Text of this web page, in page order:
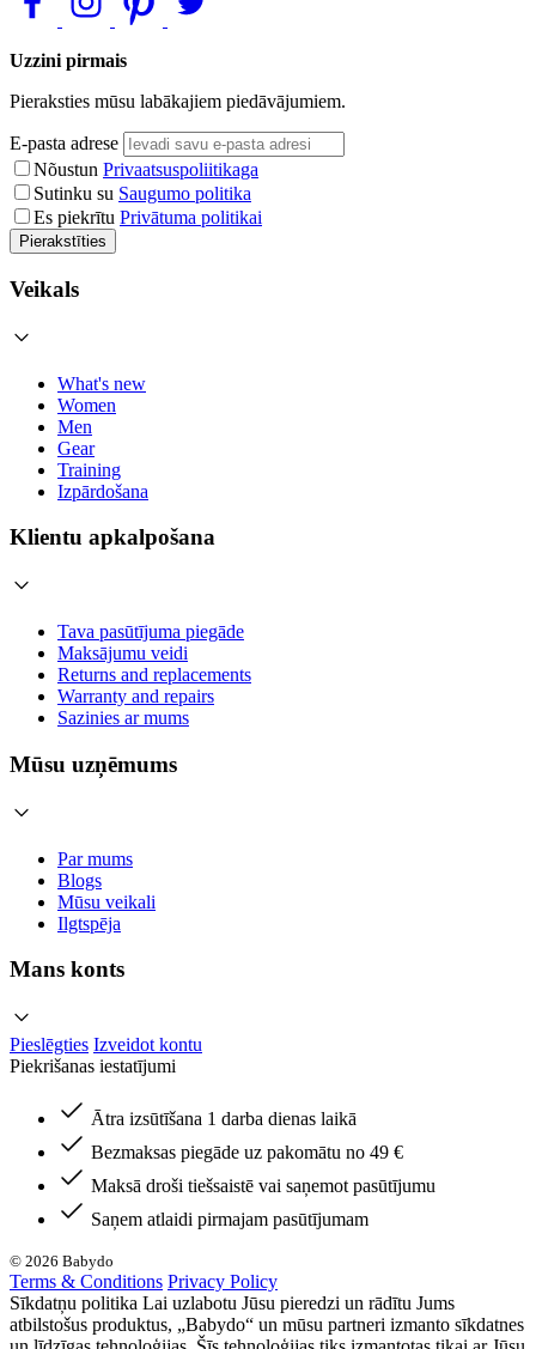
Uzzini pirmais
Pieraksties mūsu labākajiem piedāvājumiem.
E-pasta adrese
Nõustun Privaatsuspoliitikaga
Sutinku su Saugumo politika
Es piekrītu Privātuma politikai
Pierakstīties
Veikals
What's new
Women
Men
Gear
Training
Izpārdošana
Klientu apkalpošana
Tava pasūtījuma piegāde
Maksājumu veidi
Returns and replacements
Warranty and repairs
Sazinies ar mums
Mūsu uzņēmums
Par mums
Blogs
Mūsu veikali
Ilgtspēja
Mans konts
Pieslēgties Izveidot kontu
Piekrišanas iestatījumi
Ātra izsūtīšana 1 darba dienas laikā
Bezmaksas piegāde uz pakomātu no 49 €
Maksā droši tiešsaistē vai saņemot pasūtījumu
Saņem atlaidi pirmajam pasūtījumam
© 2026 Babydo
Terms & Conditions Privacy Policy
Sīkdatņu politika Lai uzlabotu Jūsu pieredzi un rādītu Jums
atbilstošus produktus, „Babydo“ un mūsu partneri izmanto sīkdatnes